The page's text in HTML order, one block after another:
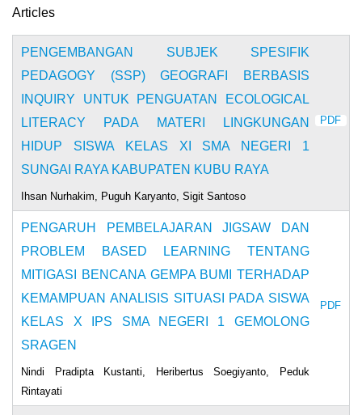
Articles
PENGEMBANGAN SUBJEK SPESIFIK
PEDAGOGY (SSP) GEOGRAFI BERBASIS
INQUIRY UNTUK PENGUATAN ECOLOGICAL
LITERACY PADA MATERI LINGKUNGAN
HIDUP SISWA KELAS XI SMA NEGERI 1
SUNGAI RAYA KABUPATEN KUBU RAYA
Ihsan Nurhakim, Puguh Karyanto, Sigit Santoso
PDF
PENGARUH PEMBELAJARAN JIGSAW DAN
PROBLEM BASED LEARNING TENTANG
MITIGASI BENCANA GEMPA BUMI TERHADAP
KEMAMPUAN ANALISIS SITUASI PADA SISWA
KELAS X IPS SMA NEGERI 1 GEMOLONG
SRAGEN
Nindi Pradipta Kustanti, Heribertus Soegiyanto, Peduk
Rintayati
PDF